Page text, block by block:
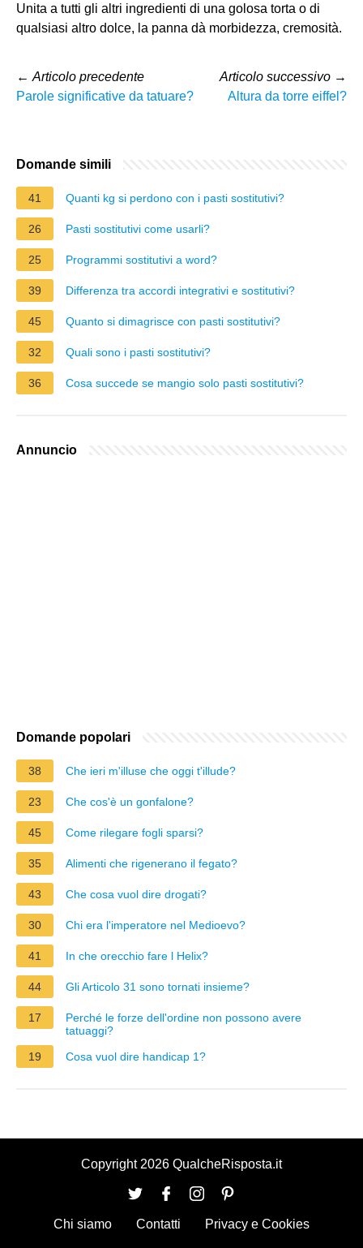
Unita a tutti gli altri ingredienti di una golosa torta o di
qualsiasi altro dolce, la panna dà morbidezza, cremosità.
← Articolo precedente
Parole significative da tatuare?
Articolo successivo →
Altura da torre eiffel?
Domande simili
41 Quanti kg si perdono con i pasti sostitutivi?
26 Pasti sostitutivi come usarli?
25 Programmi sostitutivi a word?
39 Differenza tra accordi integrativi e sostitutivi?
45 Quanto si dimagrisce con pasti sostitutivi?
32 Quali sono i pasti sostitutivi?
36 Cosa succede se mangio solo pasti sostitutivi?
Annuncio
Domande popolari
38 Che ieri m'illuse che oggi t'illude?
23 Che cos'è un gonfalone?
45 Come rilegare fogli sparsi?
35 Alimenti che rigenerano il fegato?
43 Che cosa vuol dire drogati?
30 Chi era l'imperatore nel Medioevo?
41 In che orecchio fare l Helix?
44 Gli Articolo 31 sono tornati insieme?
17
Perché le forze dell'ordine non possono avere
tatuaggi?
19
Cosa vuol dire handicap 1?
Copyright 2026 QualcheRisposta.it
Chi siamo Contatti Privacy e Cookies